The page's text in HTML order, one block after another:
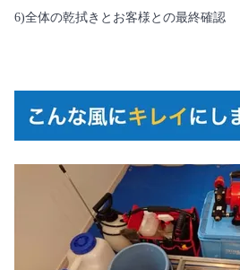
6)全体の乾拭きとお客様との最終確認